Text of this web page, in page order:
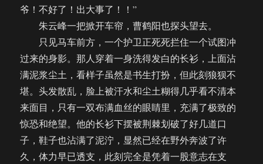
爷！不好了！出大事了！！”
朱云峰一把掀开车帘，曹鹤阳也探头望去。
只见马车前方，一个护卫正死死拦住一个试图冲
过来的身影。那人穿着一身洗得发白的长衫，上面沾
满泥浆尘土，看样子虽然是书生打扮，但此刻狼狈不
堪。头发散乱，脸上被汗水和尘土糊得几乎看不清本
来面目，只有一双布满血丝的眼睛里，充满了极致的
惊恐和绝望。他的长衫下摆被荆棘划破了好几道口
子，鞋子也沾满了泥泞，显然已经在野外奔波了许
久，体力早已透支，此刻完全是凭着一股意志在支